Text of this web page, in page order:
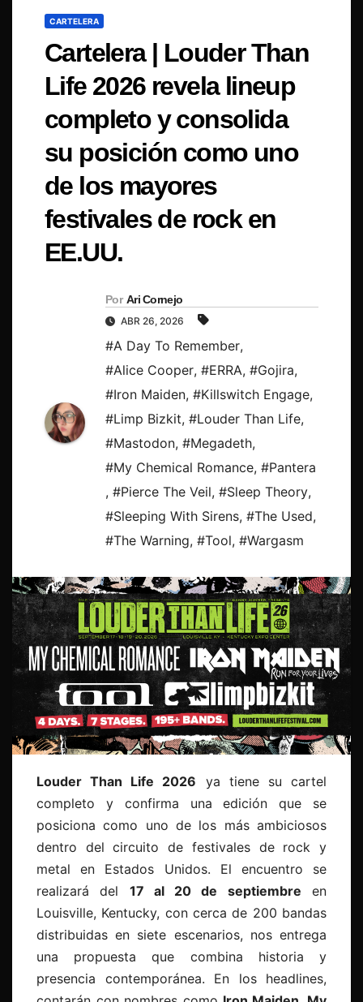
CARTELERA
Cartelera | Louder Than
Life 2026 revela lineup
completo y consolida
su posición como uno
de los mayores
festivales de rock en
EE.UU.
Por Ari Cornejo
ABR 26, 2026
#A Day To Remember,
#Alice Cooper, #ERRA, #Gojira,
#Iron Maiden, #Killswitch Engage,
#Limp Bizkit, #Louder Than Life,
#Mastodon, #Megadeth,
#My Chemical Romance, #Pantera
, #Pierce The Veil, #Sleep Theory,
#Sleeping With Sirens, #The Used,
#The Warning, #Tool, #Wargasm
Louder Than Life 2026 ya tiene su cartel
completo y confirma una edición que se
posiciona como uno de los más ambiciosos
dentro del circuito de festivales de rock y
metal en Estados Unidos. El encuentro se
realizará del 17 al 20 de septiembre en
Louisville, Kentucky, con cerca de 200 bandas
distribuidas en siete escenarios, nos entrega
una propuesta que combina historia y
presencia contemporánea. En los headlines,